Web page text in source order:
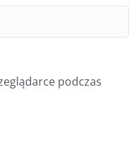
podczas